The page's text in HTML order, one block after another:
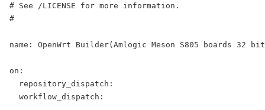
# See /LICENSE for more information.
#
name: OpenWrt Builder(Amlogic Meson S805 boards 32
on:
  repository_dispatch:
  workflow_dispatch: